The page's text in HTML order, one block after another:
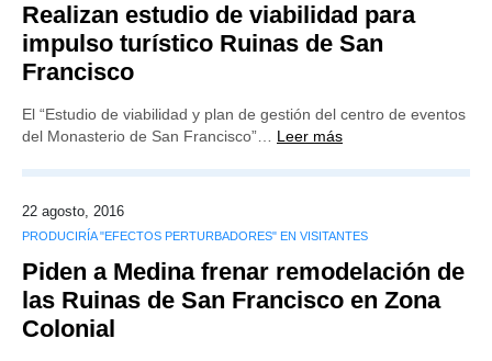
Realizan estudio de viabilidad para
impulso turístico Ruinas de San
Francisco
El “Estudio de viabilidad y plan de gestión del centro de eventos
del Monasterio de San Francisco”… Leer más
22 agosto, 2016
PRODUCIRÍA "EFECTOS PERTURBADORES" EN VISITANTES
Piden a Medina frenar remodelación de
las Ruinas de San Francisco en Zona
Colonial